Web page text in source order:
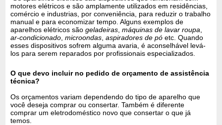
motores elétricos e são amplamente utilizados em residências,
comércio e industrias, por conveniência, para reduzir o trabalho
manual e para economizar tempo. Alguns exemplos de
aparelhos elétricos sãogeladeiras ,máquinas de lavar roupa
ar-condicionado ,microondas ,aspiradores de pó etc. Quando
esses dispositivos sofrem alguma avaria, é aconselhável levá-
los para serem reparados por profissionais especializados.
O que devo incluir no pedido de orçamento de assistência
técnica?
Os orçamentos variam dependendo do tipo de aparelho que
você deseja comprar ou consertar. Também é diferente
comprar um eletrodoméstico novo que consertar o que já
temos.